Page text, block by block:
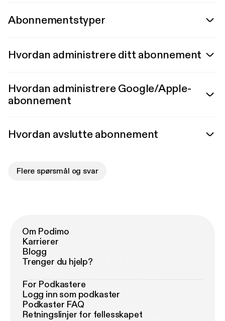
Abonnementstyper
Hvordan administrere ditt abonnement
Hvordan administrere Google/Apple-
abonnement
Hvordan avslutte abonnement
Flere spørsmål og svar
Om Podimo
Karrierer
Blogg
Trenger du hjelp?
For Podkastere
Logg inn som podkaster
Podkaster FAQ
Retningslinjer for fellesskapet